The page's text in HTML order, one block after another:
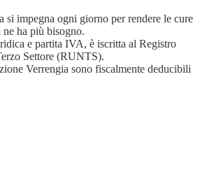
si impegna ogni giorno per rendere le cure
ha più bisogno.
e partita IVA, è iscritta al Registro
Settore (RUNTS).
Verrengia sono fiscalmente deducibili